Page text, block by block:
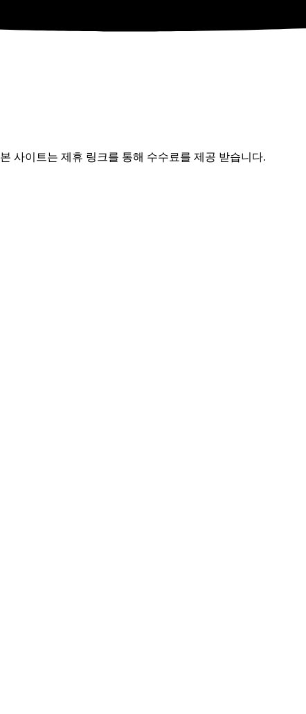
본 사이트는 제휴 링크를 통해 수수료를 제공 받습니다.